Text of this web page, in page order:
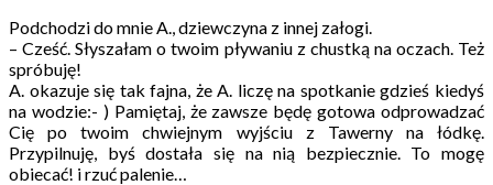
Podchodzi do mnie A., dziewczyna z innej załogi.
– Cześć. Słyszałam o twoim pływaniu z chustką na oczach. Też
spróbuję!
A. okazuje się tak fajna, że A. liczę na spotkanie gdzieś kiedyś
na wodzie:- ) Pamiętaj, że zawsze będę gotowa odprowadzać
Cię po twoim chwiejnym wyjściu z Tawerny na łódkę.
Przypilnuję, byś dostała się na nią bezpiecznie. To mogę
obiecać! i rzuć palenie…